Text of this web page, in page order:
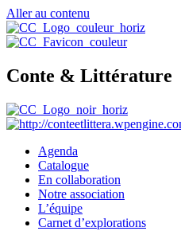
Aller au contenu
Conte & Littérature
Agenda
Catalogue
En collaboration
Notre association
L’équipe
Carnet d’explorations